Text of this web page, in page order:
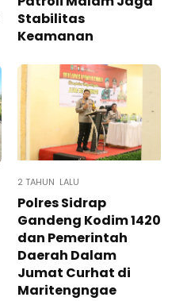
Stabilitas
Keamanan
2 TAHUN LALU
Polres Sidrap
Gandeng Kodim 1420
dan Pemerintah
Daerah Dalam
Jumat Curhat di
Maritengngae